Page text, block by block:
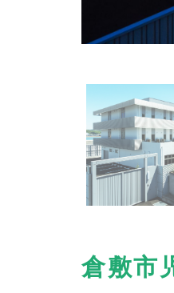
倉敷市